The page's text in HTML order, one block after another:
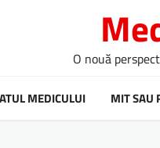
O nouă
MEDICULUI MIT SAU